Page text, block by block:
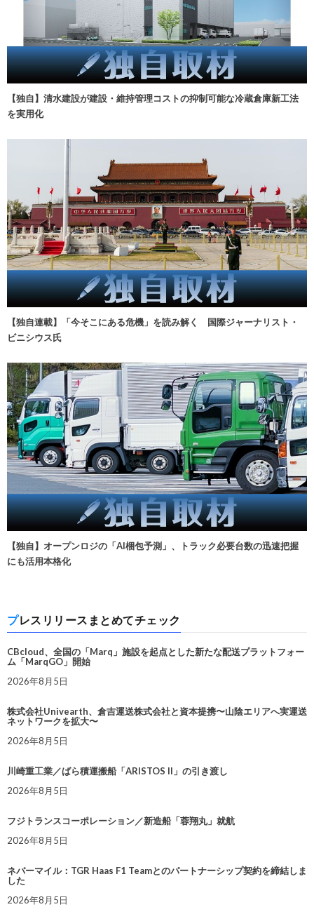
【独自】清水建設が建設・維持管理コストの抑制可能な冷蔵倉庫新工法
を実用化
【独自連載】「今そこにある危機」を読み解く 国際ジャーナリスト・
ビニシウス氏
【独自】オープンロジの「AI梱包予測」、トラック必要台数の迅速把握
にも活用本格化
プレスリリースまとめてチェック
CBcloud、全国の「Marq」施設を起点とした新たな配送プラットフォー
ム「MarqGO」開始
2026年8月5日
株式会社Univearth、倉吉運送株式会社と資本提携〜山陰エリアへ実運送
ネットワークを拡大〜
2026年8月5日
川崎重工業／ばら積運搬船「ARISTOS II」の引き渡し
2026年8月5日
フジトランスコーポレーション／新造船「蓉翔丸」就航
2026年8月5日
ネバーマイル：TGR Haas F1 Teamとのパートナーシップ契約を締結しま
した
2026年8月5日